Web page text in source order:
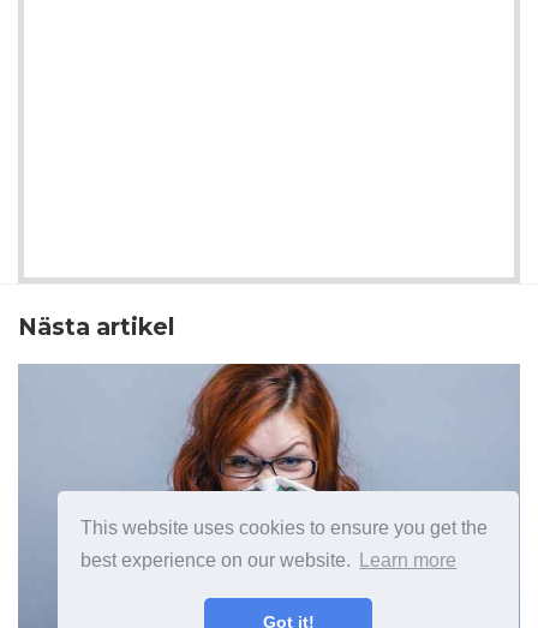
This website uses cookies to ensure you get the
best experience on our website.
Learn more
Got it!
Nästa artikel